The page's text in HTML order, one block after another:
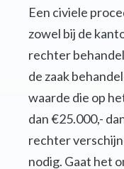
Een civiele
zowel bij de
rechter
de zaak
waarde die op
dan €25.000,-
rechter
nodig. Gaat het